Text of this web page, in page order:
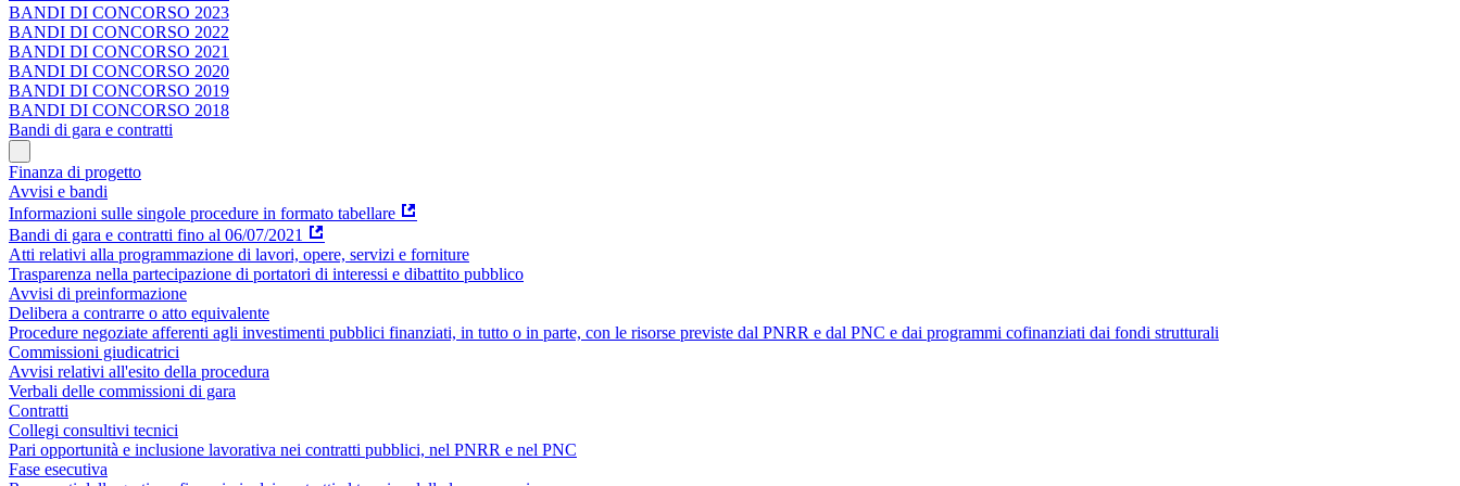
BANDI DI CONCORSO 2023
BANDI DI CONCORSO 2022
BANDI DI CONCORSO 2021
BANDI DI CONCORSO 2020
BANDI DI CONCORSO 2019
BANDI DI CONCORSO 2018
Bandi di gara e contratti
Finanza di progetto
Avvisi e bandi
Informazioni sulle singole procedure in formato tabellare
Bandi di gara e contratti fino al 06/07/2021
Atti relativi alla programmazione di lavori, opere, servizi e forniture
Trasparenza nella partecipazione di portatori di interessi e dibattito pubblico
Avvisi di preinformazione
Delibera a contrarre o atto equivalente
Procedure negoziate afferenti agli investimenti pubblici finanziati, in tutto o in parte, con le risorse previste dal PNRR e dal PNC e dai programmi cofinanziati dai fondi strutturali
Commissioni giudicatrici
Avvisi relativi all'esito della procedura
Verbali delle commissioni di gara
Contratti
Collegi consultivi tecnici
Pari opportunità e inclusione lavorativa nei contratti pubblici, nel PNRR e nel PNC
Fase esecutiva